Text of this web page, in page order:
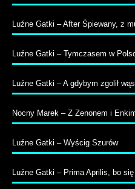
Luźne Gatki – After Śpiewany, z
Luźne Gatki – Tymczasem w
Luźne Gatki – A gdybym zgolił
Nocny Marek – Z Zenonem i
Luźne Gatki – Wyścig Szurów
Luźne Gatki – Prima Aprilis, bo